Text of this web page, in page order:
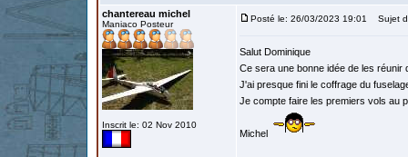
chantereau michel
Maniaco Posteur
Inscrit le: 02 Nov 2010
Posté le: 26/03/2023 19:01 Sujet
Salut Dominique
Ce sera une bonne idée de les réunir
J'ai presque fini le coffrage du
Je compte faire les premiers vols au
Michel